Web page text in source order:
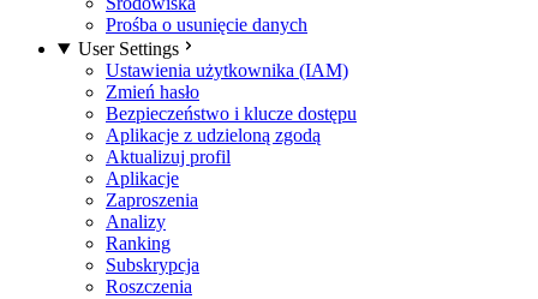
Prośba o usunięcie danych
User Settings
Ustawienia użytkownika (IAM)
Zmień hasło
Bezpieczeństwo i klucze dostępu
Aplikacje z udzieloną zgodą
Aktualizuj profil
Aplikacje
Zaproszenia
Analizy
Ranking
Subskrypcja
Roszczenia